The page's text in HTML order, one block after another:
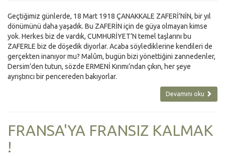
Geçtiğimiz günlerde, 18 Mart 1918 ÇANAKKALE ZAFERİ’NİN, bir yıl
dönümünü daha yaşadık. Bu ZAFERİN için de güya olmayan kimse
yok. Herkes biz de vardık, CUMHURİYET’N temel taşlarını bu
ZAFERLE biz de döşedik diyorlar. Acaba söylediklerine kendileri de
gerçekten inanıyor mu? Malûm, bugün bizi yönettiğini zannedenler,
Dersim’den tutun, sözde ERMENİ Kırımı’ndan çıkın, her şeye
ayrıştırıcı bir pencereden bakıyorlar.
Devamını oku
FRANSA'YA FRANSIZ KALMAK
!